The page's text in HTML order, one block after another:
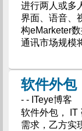
进行两人或多
界面、语音
构eMarketer
通讯市场规模
软件外包
- - ITeye博客
软件外包， IT
需求，乙方实